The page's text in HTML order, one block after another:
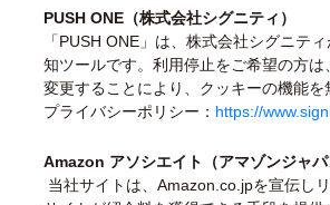
PUSH ONE（株式会社シグニティ）
「PUSH ONE」は、株式会社シグニテ
知ツールです。利用停止をご希望の方
変更することにより、クッキーの機能を
プライバシーポリシー： https://
Amazon アソシエイト（アマゾンジャパ
当社サイトは、Amazon.co.jpを宣伝し